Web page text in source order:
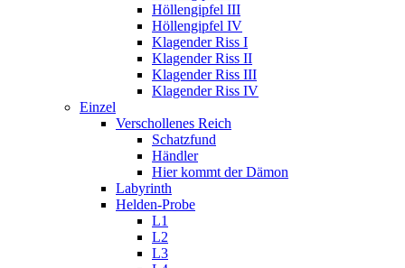
Höllengipfel III
Höllengipfel IV
Klagender Riss I
Klagender Riss II
Klagender Riss III
Klagender Riss IV
Einzel
Verschollenes Reich
Schatzfund
Händler
Hier kommt der Dämon
Labyrinth
Helden-Probe
L1
L2
L3